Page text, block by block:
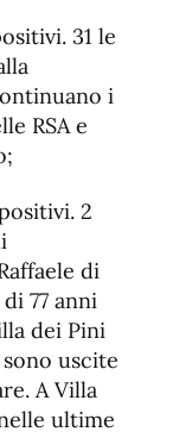
31 le
i
RSA e
2
di
77 anni
dei Pini
uscite
A Villa
ultime